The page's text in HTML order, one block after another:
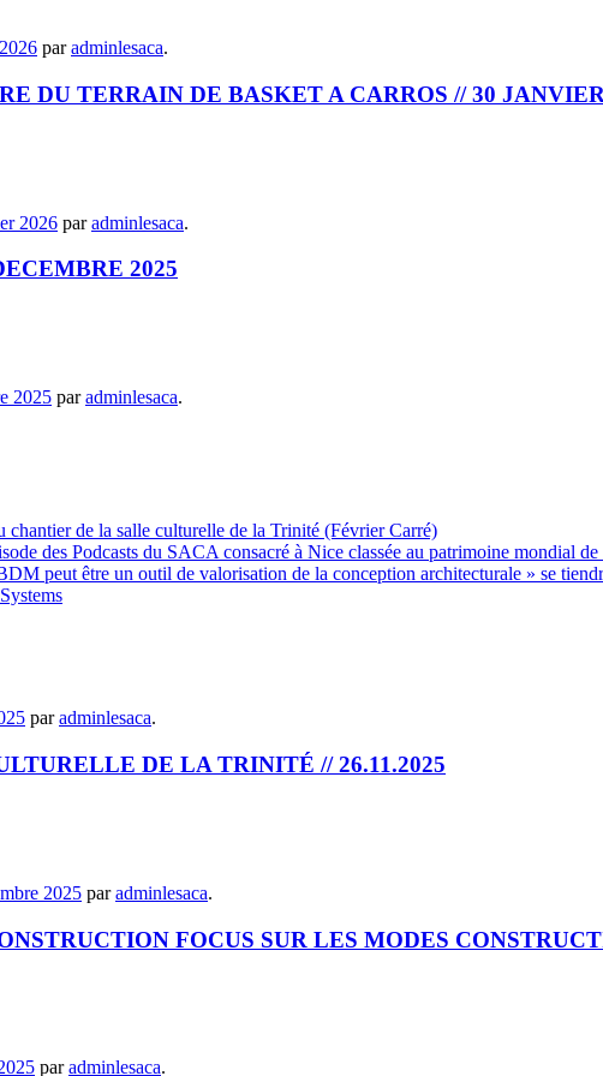
paradminlesaca.
DU TERRAIN DE BASKET A CARROS // 30
2026 paradminlesaca.
2025
2025 paradminlesaca.
de la salle culturelle de la Trinité (Février Carré)
des Podcasts du SACA consacré à Nice classée au patrimoine mondial
peut être un outil de valorisation de la conception architecturale » se
paradminlesaca.
DE LA TRINITÉ // 26.11.2025
2025 paradminlesaca.
FOCUS SUR LES MODES
paradminlesaca.